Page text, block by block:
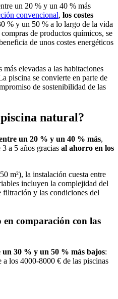
un 20 % y un 40 % más
convencional, los costes
% y un 50 % a lo largo de la vida
de productos químicos, se
de unos costes energéticos
elevadas a las habitaciones
piscina se convierte en parte de
de sostenibilidad de las
natural?
un 20 % y un 40 % más,
a 5 años gracias al ahorro en los
m²), la instalación cuesta entre
incluyen la complejidad del
filtración y las condiciones del
en comparación con las
un 30 % y un 50 % más bajos:
los 4000-8000 € de las piscinas